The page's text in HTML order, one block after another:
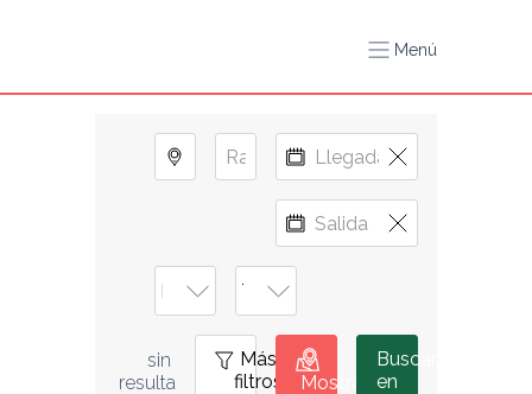
Menú
sin
resulta
Más
filtros
0
Mostrar
Buscar
en